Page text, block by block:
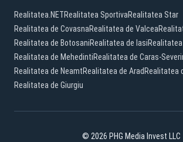
Realitatea.NETRealitatea SportivaRealitatea Star
Realitatea de CovasnaRealitatea de Valcea
Realitatea de BotosaniRealitatea de Iasi
Realitatea de MehedintiRealitatea de Caras-
Realitatea de NeamtRealitatea de Arad Realitatea
Realitatea de Giurgiu
© 2026 PHG Media Invest LLC